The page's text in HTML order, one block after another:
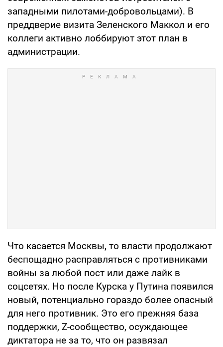
западными пилотами-добровольцами). В
преддверие визита Зеленского Маккол и его
коллеги активно лоббируют этот план в
администрации.
Что касается Москвы, то власти продолжают
беспощадно расправляться с противниками
войны за любой пост или даже лайк в
соцсетях. Но после Курска у Путина появился
новый, потенциально гораздо более опасный
для него противник. Это его прежняя база
поддержки, Z-сообщество, осуждающее
диктатора не за то, что он развязал